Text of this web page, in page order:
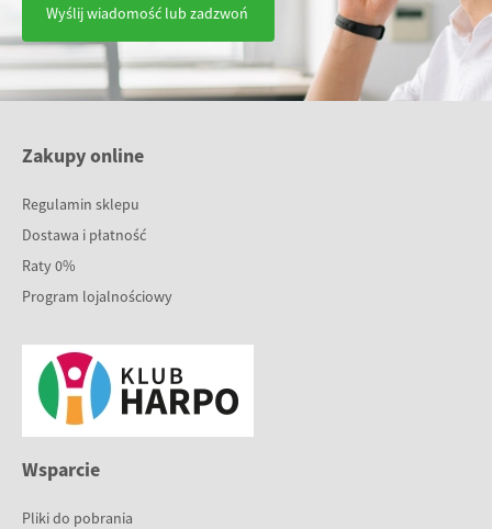
Wyślij wiadomość lub zadzwoń
Zakupy online
Regulamin sklepu
Dostawa i płatność
Raty 0%
Program lojalnościowy
Wsparcie
Pliki do pobrania